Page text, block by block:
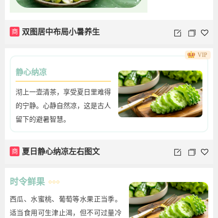
商 双图居中布局小暑养生
静心纳凉
沏上一壶清茶，享受夏日里难得
的宁静。心静自然凉，这是古人
留下的避暑智慧。
商 夏日静心纳凉左右图文
VIP
时令鲜果
西瓜、水蜜桃、葡萄等水果正当季。
适当食用可生津止渴，但不可过量冷